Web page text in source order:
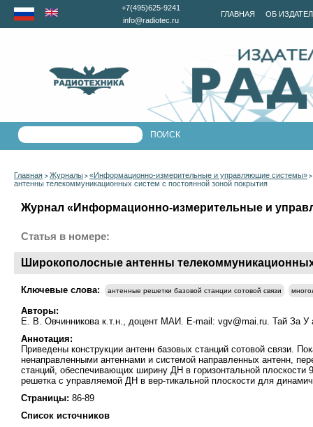
ГЛАВНАЯ ОБ
+7(495)625-9241
info@radiotec.ru
Главная > Журналы > «Информационно-измерительные и управляющие системы» >
антенны телекоммуникационных систем с постоянной зоной покрытия
Журнал «Информационно-измерительные и
Статья в номере:
Широкополосные антенны
Ключевые слова: антенные решетки базовой станции сотовой связи
Авторы:
Е. В. Овчинникова к.т.н., доцент МАИ. E-mail: vgv@mai.ru. Тай За
Аннотация:
Приведены конструкции антенн базовых станций сотовой связи.
ненаправленными антеннами и системой направленных антенн,
станций, обеспечивающих ширину ДН в горизонтальной
решетка с управляемой ДН в вер-тикальной плоскости для
Страницы: 86-89
Список источников